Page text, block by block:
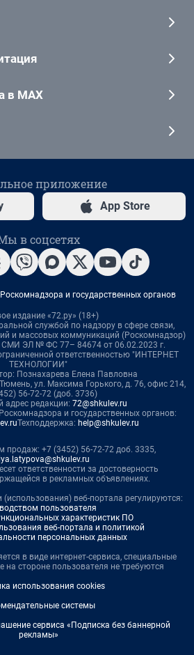
в MAX
приложение
App Store
в соцсетях
и государственных органов
издание «72.ру» (18+)
службой по надзору в сфере связи,
и массовых коммуникаций (Роскомнадзор)
СМИ ЭЛ № ФС 77– 84674 от 06.02.2023 г.
ответственностью "ИНТЕРНЕТ
ТЕХНОЛОГИИ"
Познахарева Елена Павловна
ул. Максима Горького, д. 76, офис 214,
56-72-72 (доб. 3736)
адрес редакции: 72@shkulev.ru
и государственных органов:
Техподдержка: help@shkulev.ru
продаж: +7 (3452) 56-72-72 доб. 3335,
ответственности за достоверность
в рекламных объявлениях.
(использования) веб-портала регулируются:
пользователя
характеристик ПО
веб-портала и политикой
персональных данных
в виде интернет-сервиса, специальные
на стороне пользователя не требуются
использования cookies
системы
сервиса «Подписка без баннерной
рекламы»